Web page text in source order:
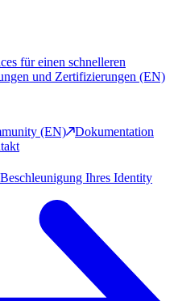
für einen schnelleren
und Zertifizierungen (EN)
(EN)
Dokumentation
Ihres Identity